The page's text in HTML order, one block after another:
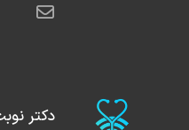
دکتر